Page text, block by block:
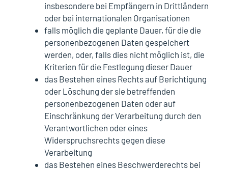
insbesondere bei Empfängern in Drittländern
oder bei internationalen Organisationen
falls möglich die geplante Dauer, für die die
personenbezogenen Daten gespeichert
werden, oder, falls dies nicht möglich ist, die
Kriterien für die Festlegung dieser Dauer
das Bestehen eines Rechts auf Berichtigung
oder Löschung der sie betreffenden
personenbezogenen Daten oder auf
Einschränkung der Verarbeitung durch den
Verantwortlichen oder eines
Widerspruchsrechts gegen diese
Verarbeitung
das Bestehen eines Beschwerderechts bei